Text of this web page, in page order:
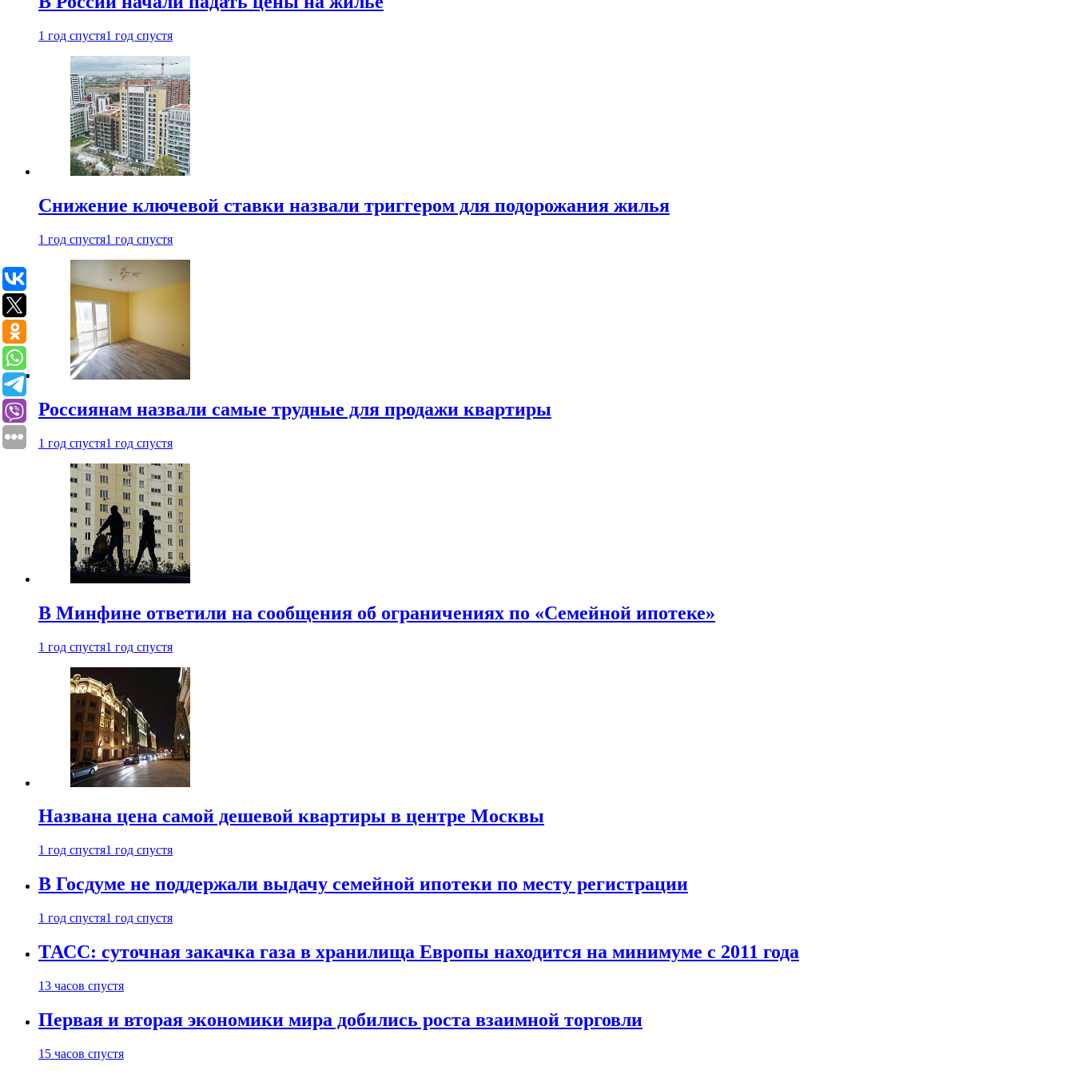
1 год спустя1 год спустя
Снижение ключевой ставки назвали триггером для подорожания жилья
1 год спустя1 год спустя
Россиянам назвали самые трудные для продажи квартиры
1 год спустя1 год спустя
В Минфине ответили на сообщения об ограничениях по «Семейной ипотеке»
1 год спустя1 год спустя
Названа цена самой дешевой квартиры в центре Москвы
1 год спустя1 год спустя
В Госдуме не поддержали выдачу семейной ипотеки по месту регистрации
1 год спустя1 год спустя
ТАСС: суточная закачка газа в хранилища Европы находится на минимуме с 2011 года
13 часов спустя
Первая и вторая экономики мира добились роста взаимной торговли
15 часов спустя